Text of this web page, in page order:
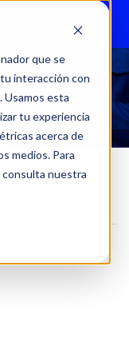
que se
interacción con
esta
tu experiencia
acerca de
medios. Para
consulta nuestra